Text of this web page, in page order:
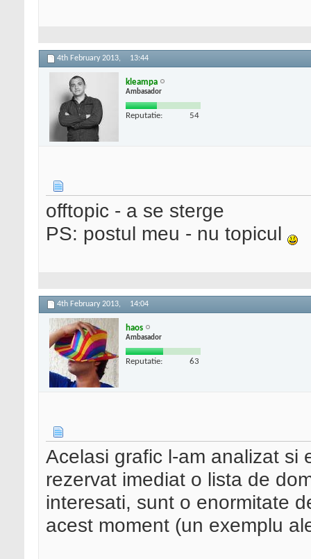
4th February 2013, 13:44
kleampa
Ambasador
Reputatie: 54
offtopic - a se sterge
PS: postul meu - nu topicul
4th February 2013, 14:04
haos
Ambasador
Reputatie: 63
Acelasi grafic l-am analizat si
rezervat imediat o lista de
interesati, sunt o enormitate
acest moment (un exemplu